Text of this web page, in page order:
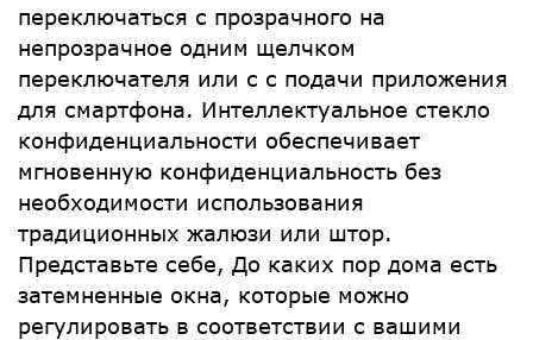
переключаться с прозрачного на
непрозрачное одним щелчком
переключателя или с с подачи приложения
для смартфона. Интеллектуальное стекло
конфиденциальности обеспечивает
мгновенную конфиденциальность без
необходимости использования
традиционных жалюзи или штор.
Представьте себе, До каких пор дома есть
затемненные окна, которые можно
регулировать в соответствии с вашими